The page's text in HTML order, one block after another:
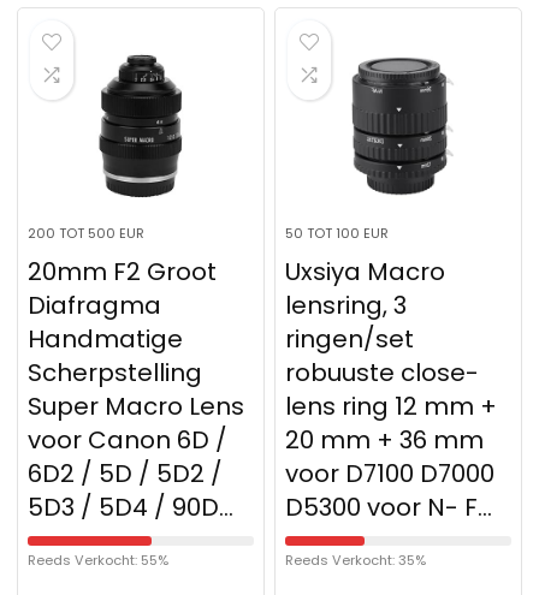
200 TOT 500 EUR
20mm F2 Groot
Diafragma
Handmatige
Scherpstelling
Super Macro Lens
voor Canon 6D /
6D2 / 5D / 5D2 /
5D3 / 5D4 / 90D…
Reeds Verkocht: 55%
50 TOT 100 EUR
Uxsiya Macro
lensring, 3
ringen/set
robuuste close-
lens ring 12 mm +
20 mm + 36 mm
voor D7100 D7000
D5300 voor N- F…
Reeds Verkocht: 35%